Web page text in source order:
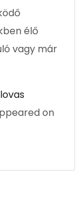
élő
vagy már
on